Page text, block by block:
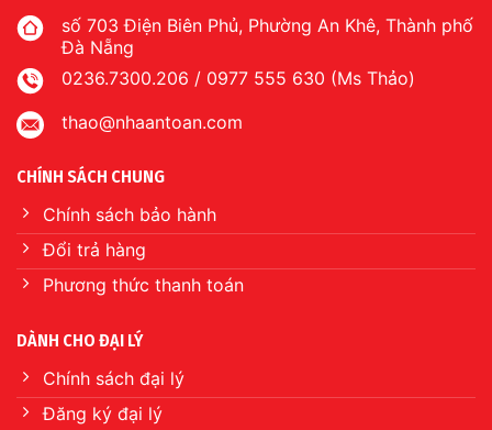
số 703 Điện Biên Phủ, Phường An Khê, Thành phố
Đà Nẵng
0236.7300.206 / 0977 555 630 (Ms Thảo)
thao@nhaantoan.com
CHÍNH SÁCH CHUNG
Chính sách bảo hành
Đổi trả hàng
Phương thức thanh toán
DÀNH CHO ĐẠI LÝ
Chính sách đại lý
Đăng ký đại lý